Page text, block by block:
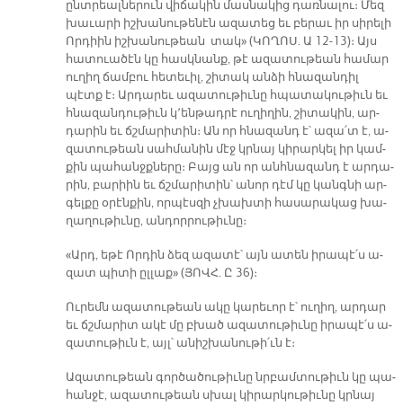
ընտ­րեալ­նե­րուն վի­ճա­կին մաս­նա­կից դառ­նա­լու։ Մեզ
խա­ւա­րի իշ­խա­նու­թե­նէն ա­զա­տեց եւ բե­րաւ իր սի­րե­լի
Որ­դիին իշ­խա­նու­թեան տակ» (ԿՈ­ՂՈՍ. Ա 12-13)։ Այս
հա­տուա­ծէն կը հասկ­նանք, թէ ա­զա­տու­թեան հա­մար
ու­ղիղ ճամ­բու հե­տե­ւիլ, շի­տակ ան­ձի հնա­զան­դիլ
պէտք է։ Ար­դա­րեւ ա­զա­տու­թիւ­նը հպա­տա­կու­թիւն եւ
հնա­զան­դու­թիւն կ՚են­թադ­րէ ու­ղի­ղին, շի­տա­կին, ար­
դա­րին եւ ճշմա­րի­տին։ Ան որ հնա­զանդ է՝ ա­զա՛տ է, ա­
զա­տու­թեան սահ­մա­նին մէջ կրնայ կի­րար­կել իր կամ­
քին պա­հանջք­նե­րը։ Բայց ան որ անհ­նա­զանդ է ար­դա­
րին, բա­րիին եւ ճշմա­րի­տին՝ ա­նոր դէմ կը կանգ­նի ար­
գել­քը օ­րէն­քին, որ­պէս­զի չխախ­տի հա­սա­րա­կաց խա­
ղա­ղու­թիւ­նը, ան­դոր­րու­թիւ­նը։
«Արդ, ե­թէ Որ­դին ձեզ ա­զա­տէ՝ այն ա­տեն ի­րա­պէ՛ս ա­
զատ պի­տի ըլ­լաք» (ՅՈՎՀ. Ը 36)։­
Ու­րեմն ա­զա­տու­թեան ա­կը կա­րե­ւոր է՝ ու­ղիղ, ար­դար
եւ ճշմա­րիտ ա­կէ մը բխած ա­զա­տու­թիւ­նը ի­րա­պէ՛ս ա­
զա­տու­թիւն է, այլ՝ ա­նիշ­խա­նու­թի՛ւն է։
Ա­զա­տու­թեան գոր­ծա­ծու­թիւ­նը նրբամտու­թիւն կը պա­
հան­ջէ, ա­զա­տու­թեան սխալ կի­րար­կու­թիւ­նը կրնայ